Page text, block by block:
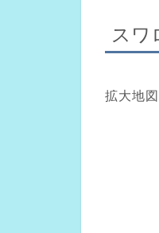
スワ
拡大地